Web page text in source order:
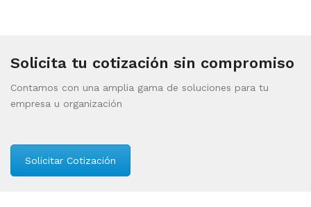
Solicita tu cotización sin compromiso
Contamos con una amplia gama de soluciones para tu
empresa u organización
Solicitar Cotización